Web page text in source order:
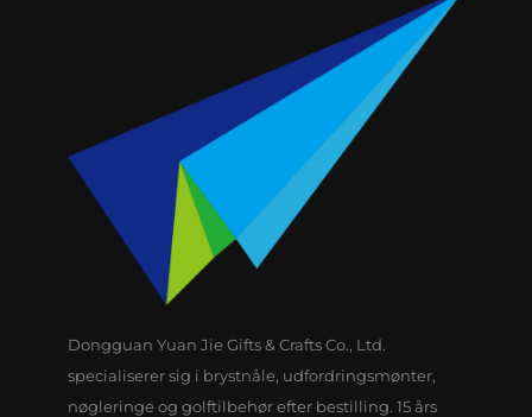
Dongguan Yuan Jie Gifts & Crafts Co., Ltd.
specialiserer sig i brystnåle, udfordringsmønter,
nøgleringe og golftilbehør efter bestilling. 15 års